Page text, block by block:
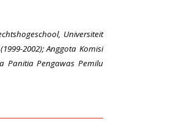
Universiteit
2002); Anggota Komisi
Panitia Pengawas Pemilu